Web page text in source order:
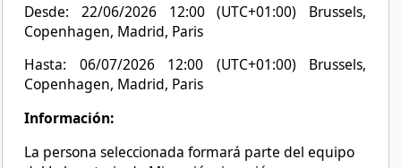
Desde: 22/06/2026 12:00 (UTC+01:00) Brussels,
Copenhagen, Madrid, Paris
Hasta: 06/07/2026 12:00 (UTC+01:00) Brussels,
Copenhagen, Madrid, Paris
Información:
La persona seleccionada formará parte del equipo